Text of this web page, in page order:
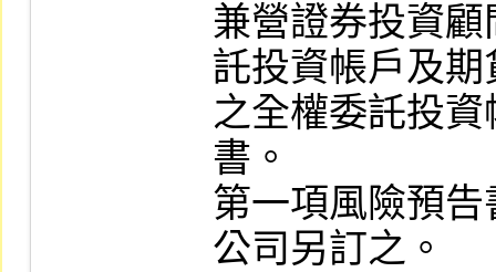
兼營證券投資
託投資帳戶及
之全權委託投
書。
第一項風險預
公司另訂之。